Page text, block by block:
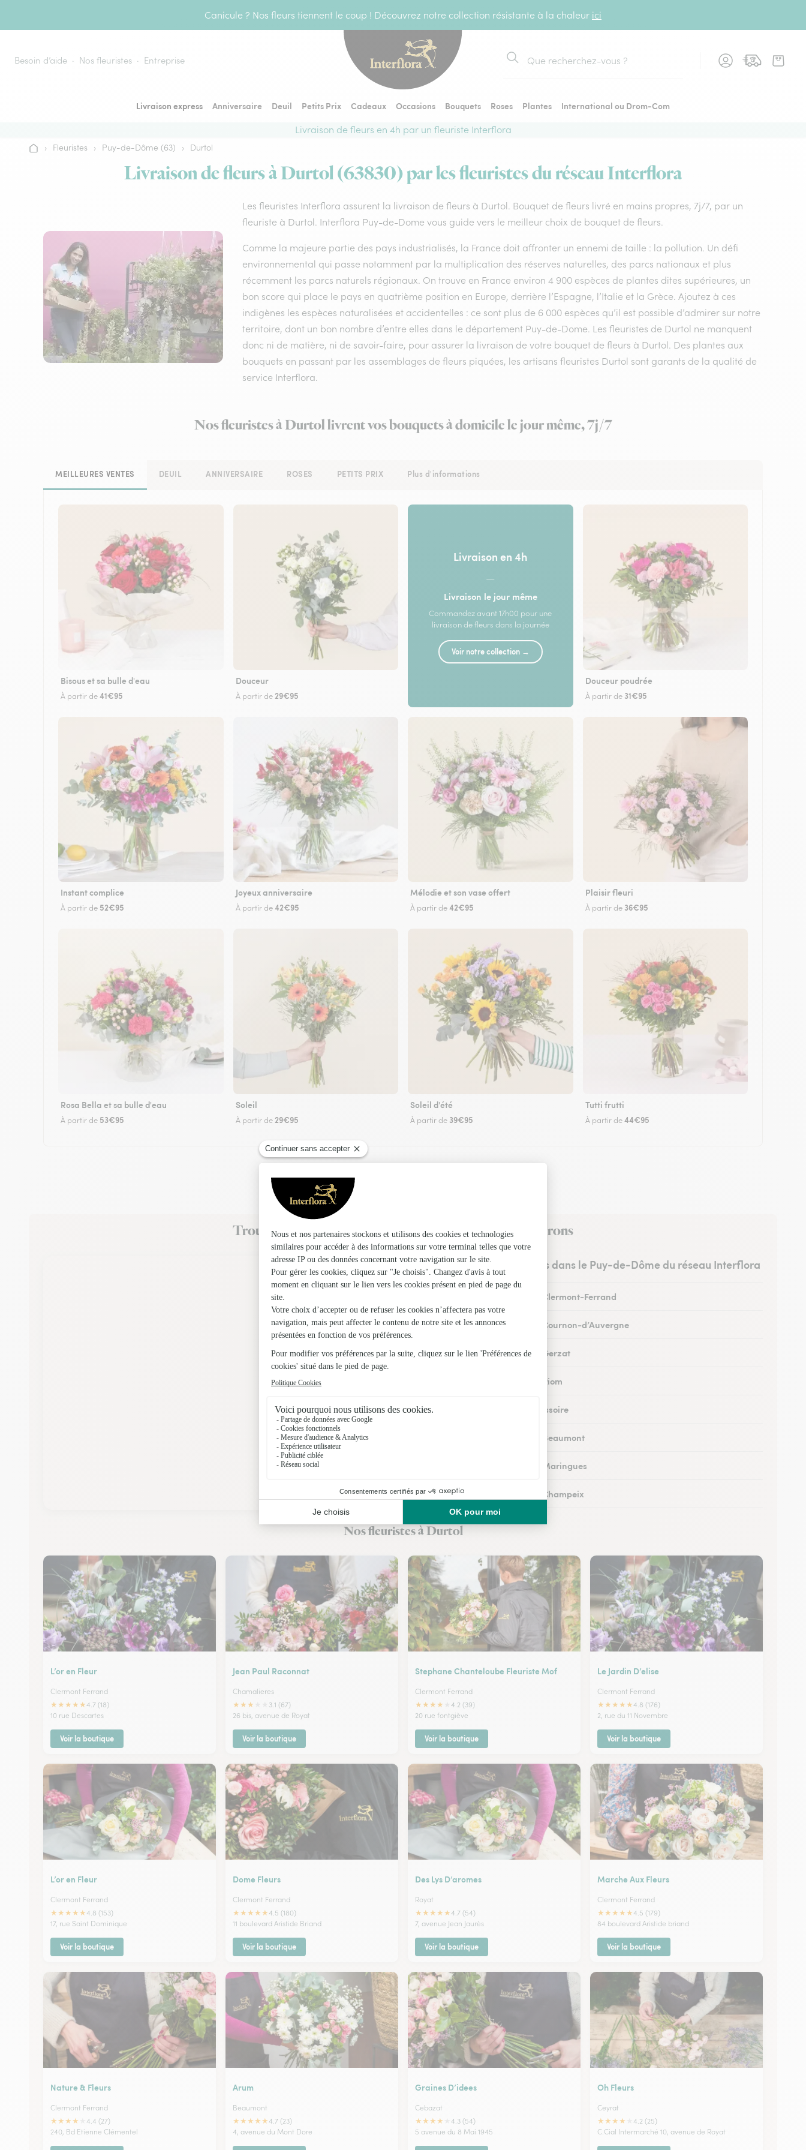
Canicule ? Nos fleurs tiennent le coup ! Découvrez notre collection résistante à la chaleur ici
Besoin d’aide Nos fleuristes Entreprise
Rechercher
Livraison express Anniversaire Deuil Petits Prix Cadeaux Occasions Bouquets Roses Plantes
International ou Drom-Com
Livraison de fleurs en 4h par un fleuriste Interflora
Accueil
› Fleuristes › Puy-de-Dôme (63) › Durtol
Livraison de fleurs à Durtol (63830) par les fleuristes du réseau Interflora
Les fleuristes Interflora assurent la livraison de fleurs à Durtol. Bouquet de fleurs livré en mains propres, 7j/7, par un
fleuriste à Durtol. Interflora Puy-de-Dome vous guide vers le meilleur choix de bouquet de fleurs.
Comme la majeure partie des pays industrialisés, la France doit affronter un ennemi de taille : la pollution. Un défi
environnemental qui passe notamment par la multiplication des réserves naturelles, des parcs nationaux et plus
récemment les parcs naturels régionaux. On trouve en France environ 4 900 espèces de plantes dites supérieures, un
bon score qui place le pays en quatrième position en Europe, derrière l’Espagne, l’Italie et la Grèce. Ajoutez à ces
indigènes les espèces naturalisées et accidentelles : ce sont plus de 6 000 espèces qu’il est possible d’admirer sur notre
territoire, dont un bon nombre d’entre elles dans le département Puy-de-Dome. Les fleuristes de Durtol ne manquent
donc ni de matière, ni de savoir-faire, pour assurer la livraison de votre bouquet de fleurs à Durtol. Des plantes aux
bouquets en passant par les assemblages de fleurs piquées, les artisans fleuristes Durtol sont garants de la qualité de
service Interflora.
Nos fleuristes à Durtol livrent vos bouquets à domicile le jour même, 7j/7
MEILLEURES VENTES DEUIL ANNIVERSAIRE ROSES PETITS PRIX Plus d'informations
Bisous et sa bulle d'eau
À partir de41€95
Douceur
À partir de 29€95
Livraison en 4h
—
Livraison le jour même
Commandez avant 17h00 pour une
livraison de fleurs dans la journée
Voir notre collection →
Douceur poudrée
À partir de 31€95
Instant complice
À partir de 52€95
Joyeux anniversaire
À partir de42€95
Mélodie et son vase offert
À partir de42€95
Plaisir fleuri
À partir de 36€95
Rosa Bella et sa bulle d'eau
À partir de 53€95
Soleil
À partir de 29€95
Soleil d'été
À partir de 39€95
Tutti frutti
À partir de44€95
Trouvez un fleuriste Interflora à Durtol et dans ses environs
Les fleuristes dans le Puy-de-Dôme du réseau Interflora
Fleuristes à Clermont-Ferrand
Fleuristes à Cournon-d’Auvergne
Fleuristes à Gerzat
Fleuristes à Riom
Fleuristes à Issoire
Fleuristes à Beaumont
Fleuristes à Maringues
Fleuristes à Champeix
Fleuristes à Royat
Nos fleuristes à Durtol
L’or en Fleur
Clermont Ferrand
★★★★★4.7 (18)
10 rue Descartes
Voir la boutique
Jean Paul Raconnat
Chamalieres
★★★
3.1 (67)
26 bis, avenue de Royat
Voir la boutique
Stephane Chanteloube Fleuriste Mof
Clermont Ferrand
★★★★
4.2 (39)
20 rue fontgiève
Voir la boutique
Le Jardin D’elise
Clermont Ferrand
★★★★★4.8 (176)
2, rue du 11 Novembre
Voir la boutique
L’or en Fleur
Clermont Ferrand
★★★★★4.8 (153)
17, rue Saint Dominique
Voir la boutique
Dome Fleurs
Clermont Ferrand
★★★★★4.5 (180)
11 boulevard Aristide Briand
Voir la boutique
Des Lys D’aromes
Royat
★★★★★4.7 (54)
7, avenue Jean Jaurès
Voir la boutique
Marche Aux Fleurs
Clermont Ferrand
★★★★★4.5 (179)
84 boulevard Aristide briand
Voir la boutique
Nature & Fleurs
Clermont Ferrand
★★★★
4.4 (27)
240, Bd Etienne Clémentel
Arum
Beaumont
★★★★★4.7 (23)
4, avenue du Mont Dore
Graines D’idees
Cebazat
★★★★
4.3 (54)
5 avenue du 8 Mai 1945
Oh Fleurs
Ceyrat
★★★★
4.2 (25)
C.Cial Intermarché 10, avenue de Royat